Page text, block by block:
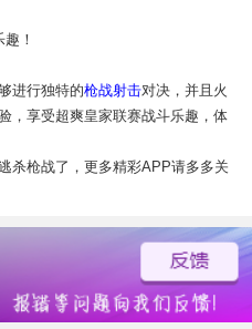
！
进行独特的枪战射击对决，并且火
，享受超爽皇家联赛战斗乐趣，体
杀枪战了，更多精彩APP请多多关